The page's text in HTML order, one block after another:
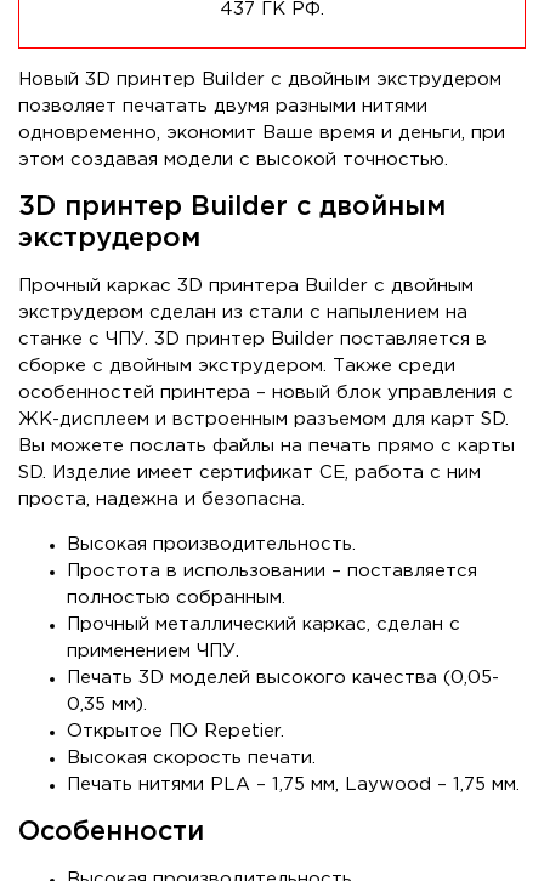
437 ГК РФ.
Новый 3D принтер Builder с двойным экструдером
позволяет печатать двумя разными нитями
одновременно, экономит Ваше время и деньги, при
этом создавая модели с высокой точностью.
3D принтер Builder с двойным
экструдером
Прочный каркас 3D принтера Builder с двойным
экструдером сделан из стали с напылением на
станке с ЧПУ. 3D принтер Builder поставляется в
сборке с двойным экструдером. Также среди
особенностей принтера – новый блок управления с
ЖК-дисплеем и встроенным разъемом для карт SD.
Вы можете послать файлы на печать прямо с карты
SD. Изделие имеет сертификат CE, работа с ним
проста, надежна и безопасна.
Высокая производительность.
Простота в использовании – поставляется
полностью собранным.
Прочный металлический каркас, сделан с
применением ЧПУ.
Печать 3D моделей высокого качества (0,05-
0,35 мм).
Открытое ПО Repetier.
Высокая скорость печати.
Печать нитями PLA – 1,75 мм, Laywood – 1,75 мм.
Особенности